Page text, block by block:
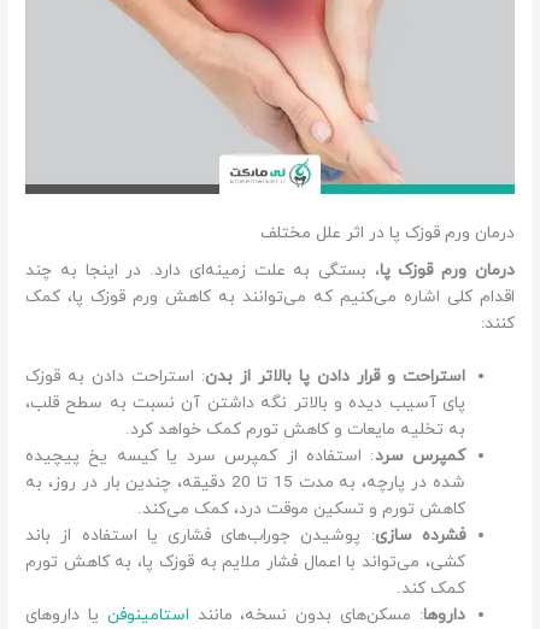
درمان ورم قوزک پا در اثر علل مختلف
درمان ورم قوزک پا، بستگی به علت زمینه‌ای دارد. در اینجا به چند
اقدام کلی اشاره می‌کنیم که می‌توانند به کاهش ورم قوزک پا، کمک
کنند:
استراحت و قرار دادن پا بالاتر از بدن: استراحت دادن به قوزک
پای آسیب دیده و بالاتر نگه داشتن آن نسبت به سطح قلب،
به تخلیه مایعات و کاهش تورم کمک خواهد کرد.
کمپرس سرد: استفاده از کمپرس سرد یا کیسه یخ پیچیده
شده در پارچه، به مدت 15 تا 20 دقیقه، چندین بار در روز، به
کاهش تورم و تسکین موقت درد، کمک می‌کند.
فشرده سازی: پوشیدن جوراب‌های فشاری یا استفاده از باند
کشی، می‌تواند با اعمال فشار ملایم به قوزک پا، به کاهش تورم
کمک کند.
داروها: مسکن‌های بدون نسخه، مانند استامینوفن یا داروهای